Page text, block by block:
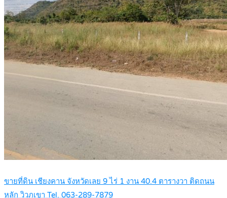
ขายที่ดิน เชียงคาน จังหวัดเลย 9 ไร่ 1 งาน 40.4 ตารางวา ติดถนน
หลัก วิวภูเขา Tel. 063-289-7879